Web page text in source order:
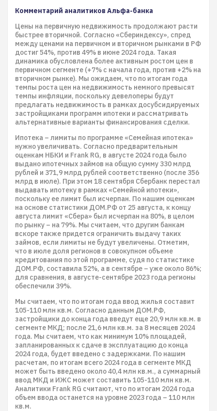
Комментарий аналитиков Альфа-банка
Цены на первичную недвижимость продолжают расти
быстрее вторичной. Согласно «Сбериндексу», спред
между ценами на первичном и вторичном рынками в РФ
достиг 54%, против 49% в июне 2024 года. Такая
динамика обусловлена более активным ростом цен в
первичном сегменте (+7% с начала года, против +2% на
вторичном рынке). Мы ожидаем, что по итогам года
темпы роста цен на недвижимость немного превысят
темпы инфляции, поскольку девелоперы будут
предлагать недвижимость в рамках досубсидируемых
застройщиками программ ипотеки и рассматривать
альтернативные варианты финансирования сделки.
Ипотека – лимиты по программе «Семейная ипотека»
нужно увеличивать. Согласно предварительным
оценкам НБКИ и Frank RG, в августе 2024 года было
выдано ипотечных займов на общую сумму 330 млрд
рублей и 371,9 млрд рублей соответственно (после 356
млрд в июле). При этом 18 сентября Сбербанк перестал
выдавать ипотеку в рамках «Семейной ипотеки»,
поскольку ее лимит был исчерпан. По нашим оценкам
на основе статистики ДОМ.РФ от 25 августа, к концу
августа лимит «Сбера» был исчерпан на 80%, в целом
по рынку – на 79%. Мы считаем, что другим банкам
вскоре также придется ограничить выдачу таких
займов, если лимиты не будут увеличены. Отметим,
что в июле доля регионов в совокупном объеме
кредитования по этой программе, судя по статистике
ДОМ.РФ, составила 52%, а в сентябре – уже около 86%;
для сравнения, в августе-сентябре 2023 года регионы
обеспечили 39%.
Мы считаем, что по итогам года ввод жилья составит
105-110 млн кв.м. Согласно данным ДОМ.РФ,
застройщики до конца года введут еще 20,9 млн кв.м. в
сегменте МКД; после 21,6 млн кв.м. за 8 месяцев 2024
года. Мы считаем, что как минимум 10% площадей,
запланированных к сдаче в эксплуатацию до конца
2024 года, будет введено с задержками. По нашим
расчетам, по итогам всего 2024 года в сегменте МКД
может быть введено около 40,4 млн кв.м., а суммарный
ввод МКД и ИЖС может составить 105-110 млн кв.м.
Аналитики Frank RG считают, что по итогам 2024 года
объем ввода останется на уровне 2023 года – 110 млн
кв.м.